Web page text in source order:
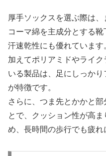
厚手ソックスを選ぶ際は、
コーマ綿を主成分とする
汗速乾性にも優れています
加えてポリアミドやライ
いる製品は、足にしっか
が特徴です。
さらに、つま先とかかと
とで、クッション性が高
め、長時間の歩行でも疲れ